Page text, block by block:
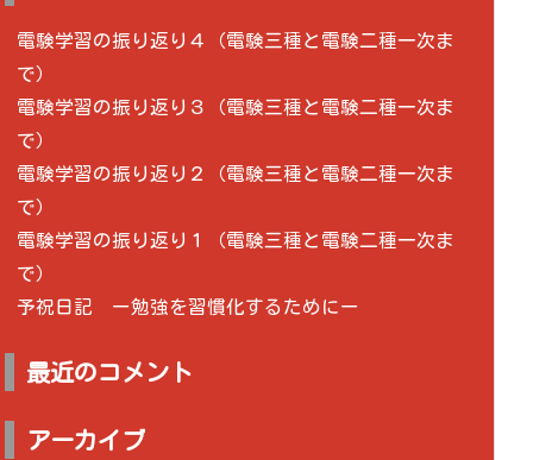
電験学習の振り返り４（電験三種と電験二種一次ま
で）
電験学習の振り返り３（電験三種と電験二種一次ま
で）
電験学習の振り返り２（電験三種と電験二種一次ま
で）
電験学習の振り返り１（電験三種と電験二種一次ま
で）
予祝日記 ー勉強を習慣化するためにー
最近のコメント
アーカイブ